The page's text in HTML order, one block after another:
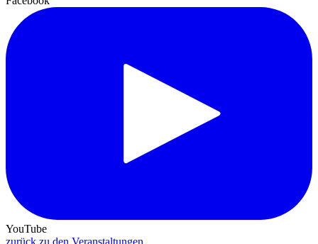
YouTube
zurück zu den Veranstaltungen